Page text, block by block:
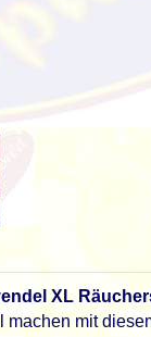
XL
machen mit